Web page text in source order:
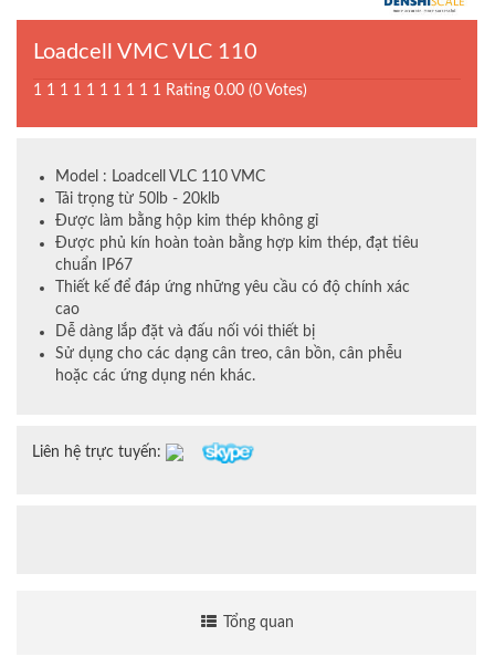
Loadcell VMC VLC 110
1 1 1 1 1 1 1 1 1 1 Rating 0.00 (0 Votes)
Model : Loadcell VLC 110 VMC
Tải trọng từ 50lb - 20klb
Được làm bằng hộp kim thép không gỉ
Được phủ kín hoàn toàn bằng hợp kim thép, đạt tiêu
chuẩn IP67
Thiết kế để đáp ứng những yêu cầu có độ chính xác
cao
Dễ dàng lắp đặt và đấu nối vói thiết bị
Sử dụng cho các dạng cân treo, cân bồn, cân phễu
hoặc các ứng dụng nén khác.
Liên hệ trực tuyến:
Tổng quan